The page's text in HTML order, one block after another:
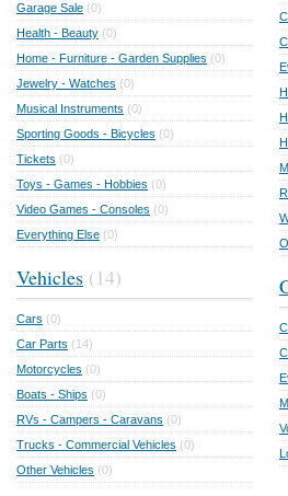
Garage Sale (0)
Health - Beauty (0)
Home - Furniture - Garden Supplies (0)
Jewelry - Watches (0)
Musical Instruments (0)
Sporting Goods - Bicycles (0)
Tickets (0)
Toys - Games - Hobbies (0)
Video Games - Consoles (0)
Everything Else (0)
Vehicles (14)
Cars (0)
Car Parts (14)
Motorcycles (0)
Boats - Ships (0)
RVs - Campers - Caravans (0)
Trucks - Commercial Vehicles (0)
Other Vehicles (0)